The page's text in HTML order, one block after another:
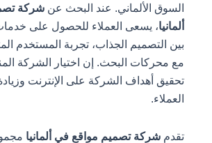
السوق الألماني. عند البحث عنشركة
ألمانيا، يسعى العملاء للحصول على خدمات
بين التصميم الجذاب، تجربة المستخدم
مع محركات البحث. إن اختيار الشركة
تحقيق أهداف الشركة على الإنترنت وزيادة
العملاء.
تقدمشركة تصميم مواقع في ألمانيا